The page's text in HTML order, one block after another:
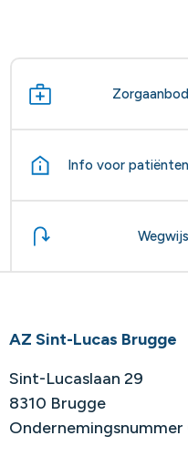
Zorgaanbod
Info voor patiënten
Wegwijs
AZ Sint-Lucas Brugge
Sint-Lucaslaan 29
8310 Brugge
Ondernemingsnummer